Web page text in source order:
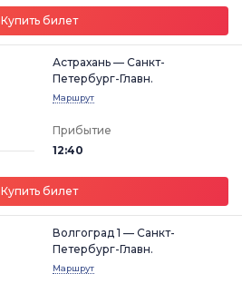
Купить билет
Астрахань — Санкт-
Петербург-Главн.
Маршрут
Прибытие
12:40
Купить билет
Волгоград 1 — Санкт-
Петербург-Главн.
Маршрут